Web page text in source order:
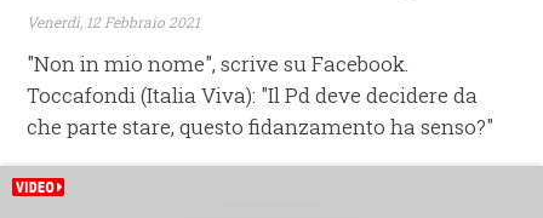
Venerdì, 12 Febbraio 2021
"Non in mio nome", scrive su Facebook.
Toccafondi (Italia Viva): "Il Pd deve decidere da
che parte stare, questo fidanzamento ha senso?"